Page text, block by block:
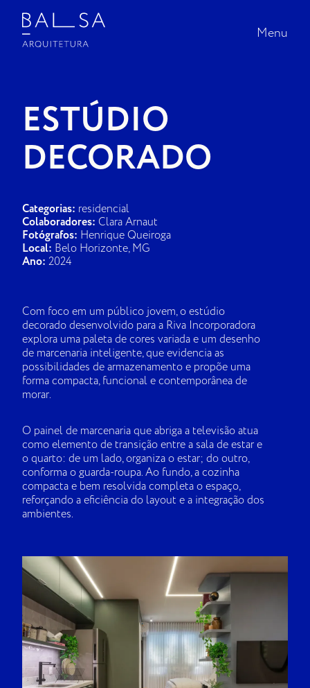
Menu
Menu
INÍCIO |
PROJETOS
SOBRE A BALSA
NA MÍDIA
CONTATO
ESTÚDIO
DECORADO
Categorias: residencial
Colaboradores: Clara Arnaut
Fotógrafos: Henrique Queiroga
Local: Belo Horizonte, MG
Ano: 2024
Com foco em um público jovem, o estúdio
decorado desenvolvido para a Riva Incorporadora
explora uma paleta de cores variada e um desenho
de marcenaria inteligente, que evidencia as
possibilidades de armazenamento e propõe uma
forma compacta, funcional e contemporânea de
morar.
O painel de marcenaria que abriga a televisão atua
como elemento de transição entre a sala de estar e
o quarto: de um lado, organiza o estar; do outro,
conforma o guarda-roupa. Ao fundo, a cozinha
compacta e bem resolvida completa o espaço,
reforçando a eficiência do layout e a integração dos
ambientes.